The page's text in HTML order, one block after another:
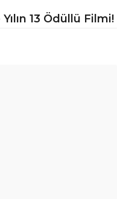
13 Ödüllü Filmi!